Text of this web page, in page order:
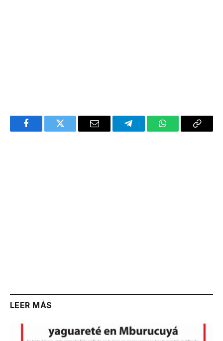
FacebookTwitter Email TelegramWhatsAppCopy
LEER MÁS